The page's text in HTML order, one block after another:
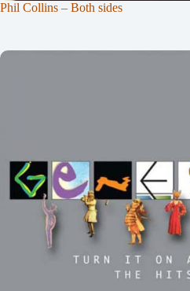
Phil Collins – Both sides